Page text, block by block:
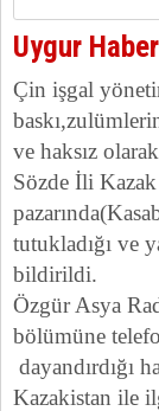
Uygur
Çin işgal
ve haksız
Sözde İli
tutukladığı ve
bildirildi.
Özgür Asya
bölümüne
dayandırdığı
Kazakistan ile